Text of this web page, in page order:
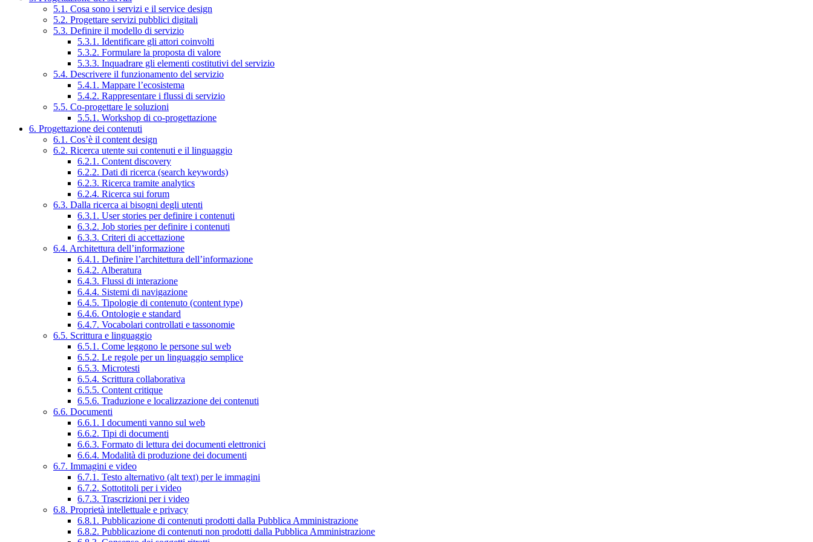
5.1. Cosa sono i servizi e il service design
5.2. Progettare servizi pubblici digitali
5.3. Definire il modello di servizio
5.3.1. Identificare gli attori coinvolti
5.3.2. Formulare la proposta di valore
5.3.3. Inquadrare gli elementi costitutivi del servizio
5.4. Descrivere il funzionamento del servizio
5.4.1. Mappare l’ecosistema
5.4.2. Rappresentare i flussi di servizio
5.5. Co-progettare le soluzioni
5.5.1. Workshop di co-progettazione
6. Progettazione dei contenuti
6.1. Cos’è il content design
6.2. Ricerca utente sui contenuti e il linguaggio
6.2.1. Content discovery
6.2.2. Dati di ricerca (search keywords)
6.2.3. Ricerca tramite analytics
6.2.4. Ricerca sui forum
6.3. Dalla ricerca ai bisogni degli utenti
6.3.1. User stories per definire i contenuti
6.3.2. Job stories per definire i contenuti
6.3.3. Criteri di accettazione
6.4. Architettura dell’informazione
6.4.1. Definire l’architettura dell’informazione
6.4.2. Alberatura
6.4.3. Flussi di interazione
6.4.4. Sistemi di navigazione
6.4.5. Tipologie di contenuto (content type)
6.4.6. Ontologie e standard
6.4.7. Vocabolari controllati e tassonomie
6.5. Scrittura e linguaggio
6.5.1. Come leggono le persone sul web
6.5.2. Le regole per un linguaggio semplice
6.5.3. Microtesti
6.5.4. Scrittura collaborativa
6.5.5. Content critique
6.5.6. Traduzione e localizzazione dei contenuti
6.6. Documenti
6.6.1. I documenti vanno sul web
6.6.2. Tipi di documenti
6.6.3. Formato di lettura dei documenti elettronici
6.6.4. Modalità di produzione dei documenti
6.7. Immagini e video
6.7.1. Testo alternativo (alt text) per le immagini
6.7.2. Sottotitoli per i video
6.7.3. Trascrizioni per i video
6.8. Proprietà intellettuale e privacy
6.8.1. Pubblicazione di contenuti prodotti dalla Pubblica Amministrazione
6.8.2. Pubblicazione di contenuti non prodotti dalla Pubblica Amministrazione